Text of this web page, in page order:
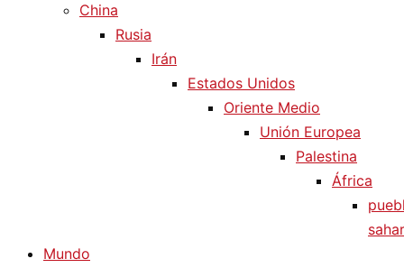
China
Rusia
Irán
Estados Unidos
Oriente Medio
Unión Europea
Palestina
África
Mundo